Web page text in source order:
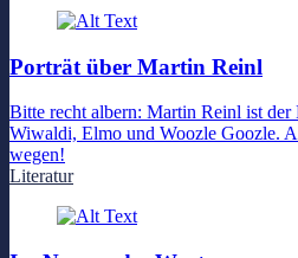
Porträt über Martin Reinl
Bitte recht albern: Martin Reinl ist der
Wiwaldi, Elmo und Woozle Goozle.
wegen!
Literatur